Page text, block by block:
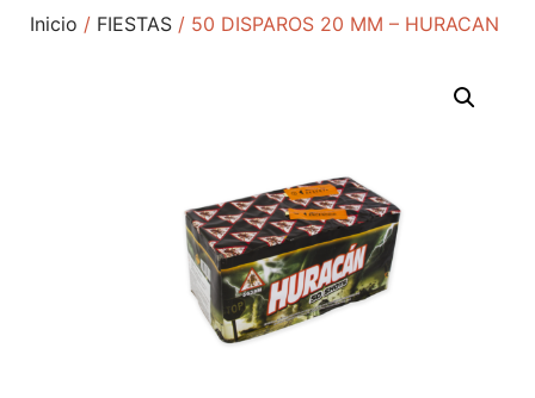
Inicio / FIESTAS / 50 DISPAROS 20 MM – HURACAN